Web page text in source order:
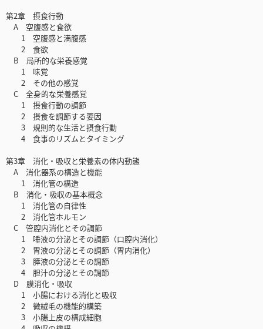
第2章 摂食行動
A 空腹感と食欲
1 空腹感と満腹感
2 食欲
B 局所的な栄養感覚
1 味覚
2 その他の感覚
C 全身的な栄養感覚
1 摂食行動の調節
2 摂食を調節する要因
3 規則的な生活と摂食行動
4 食事のリズムとタイミング
第3章 消化・吸収と栄養素の体内動態
A 消化器系の構造と機能
1 消化管の構造
B 消化・吸収の基本概念
1 消化管の自律性
2 消化管ホルモン
C 管腔内消化とその調節
1 唾液の分泌とその調節（口腔内消化）
2 胃液の分泌とその調節（胃内消化）
3 膵液の分泌とその調節
4 胆汁の分泌とその調節
D 膜消化・吸収
1 小腸における消化と吸収
2 微絨毛の機能的構築
3 小腸上皮の構成細胞